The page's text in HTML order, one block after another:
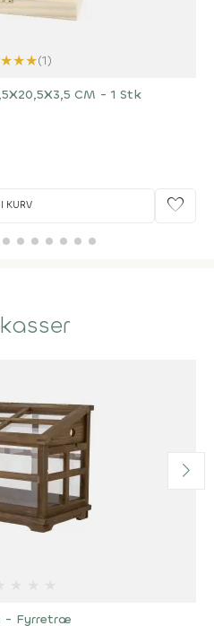
★★★(1)
CM - 1 Stk
KURV favorite
- Fyrretræ